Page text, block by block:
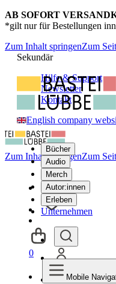
AB SOFORT
*gilt nur für Bestellungen
Zum Inhalt springenZum
Sekundär
Hilfe & Support
Newsletter
Kontakt
English company
Bücher
Audio
Merch
Autor:innen
Erleben
Unternehmen
Zum Inhalt springenZum
0
Mobile